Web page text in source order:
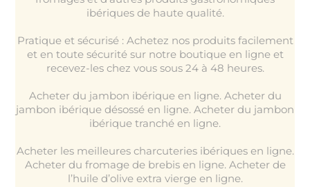
ibériques de haute qualité.
Pratique et sécurisé : Achetez nos produits facilement
et en toute sécurité sur notre boutique en ligne et
recevez-les chez vous sous 24 à 48 heures.
Acheter du jambon ibérique en ligne. Acheter du
jambon ibérique désossé en ligne. Acheter du jambon
ibérique tranché en ligne.
Acheter les meilleures charcuteries ibériques en ligne.
Acheter du fromage de brebis en ligne. Acheter de
l’huile d’olive extra vierge en ligne.